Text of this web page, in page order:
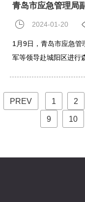
2024-01-20
1月9日，青岛市应急管
军等领导赴城阳区进行
PREV 1 2
9 10